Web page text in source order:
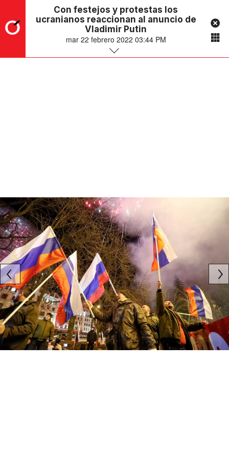
Con festejos y protestas los
ucranianos reaccionan al anuncio de
Vladimir Putin
mar 22 febrero 2022 03:44 PM